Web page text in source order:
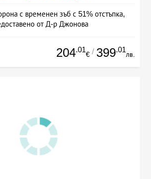
с временен зъб с 51% отстъпка,
от Д-р Джонова
204.01
€ / 399.01
лв.